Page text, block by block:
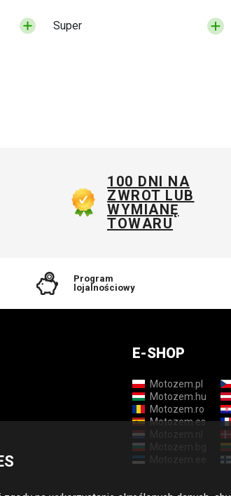
Super
100 DNI NA
ZWROT LUB
WYMIANĘ
TOWARU
Program
lojalnościowy
E-SHOP
Motozem.pl
Motozem.hu
Motozem.ro
Motozem.es